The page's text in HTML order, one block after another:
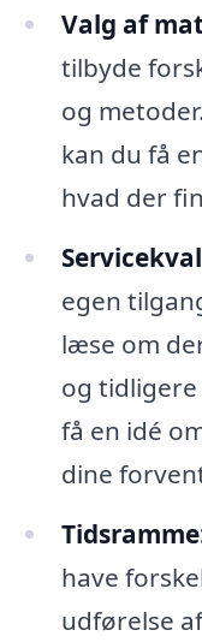
Valg af
tilbyde
og
kan du få
hvad der
egen
læse om
og
få en idé
dine
have
udførelse